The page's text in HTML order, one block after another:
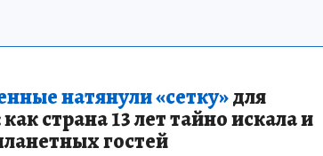
натянули «сетку»для
страна 13 лет тайно искала и
гостей